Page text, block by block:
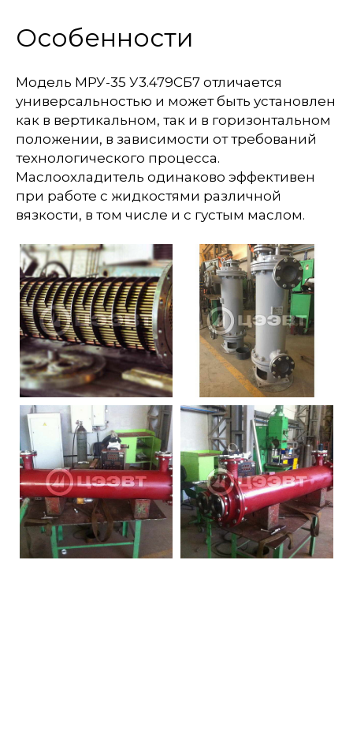
Особенности
Модель МРУ-35 У3.479СБ7 отличается
универсальностью и может быть установлен
как в вертикальном, так и в горизонтальном
положении, в зависимости от требований
технологического процесса.
Маслоохладитель одинаково эффективен
при работе с жидкостями различной
вязкости, в том числе и с густым маслом.